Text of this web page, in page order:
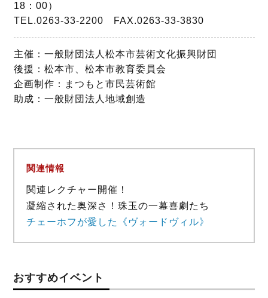
18：00）
TEL.0263-33-2200 FAX.0263-33-3830
主催：一般財団法人松本市芸術文化振興財団
後援：松本市、松本市教育委員会
企画制作：まつもと市民芸術館
助成：一般財団法人地域創造
関連情報
関連レクチャー開催！
凝縮された奥深さ！珠玉の一幕喜劇たち
チェーホフが愛した《ヴォードヴィル》
おすすめイベント